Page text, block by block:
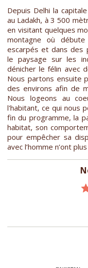
Depuis Delhi la
au Ladakh, à 3 500
en visitant quelques
montagne où
escarpés et dans des
le paysage sur les
dénicher le félin avec
Nous partons ensuite
des environs afin de
Nous logeons au
l'habitant, ce qui nous
fin du programme, la
habitat, son
pour empêcher sa
avec l’homme n’ont